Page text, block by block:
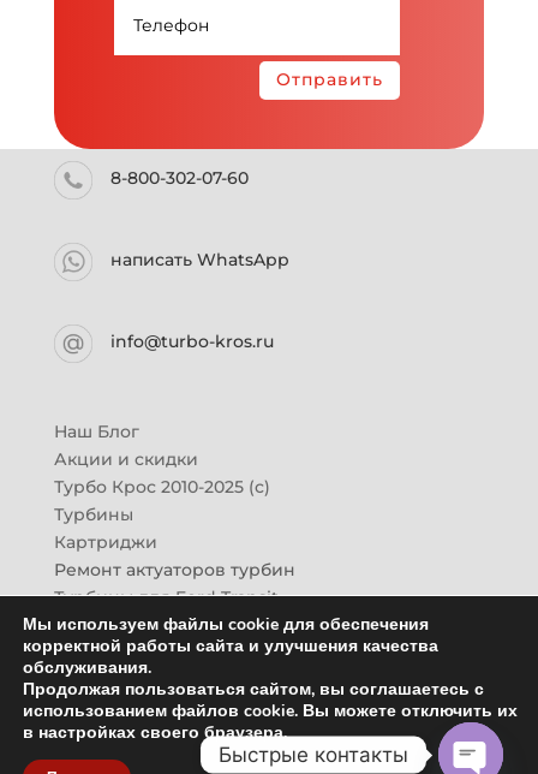
Отправить
8-800-302-07-60
написать WhatsApp
info@turbo-kros.ru
Наш Блог
Акции и скидки
Турбо Крос 2010-2025 (с)
Турбины
Картриджи
Ремонт актуаторов турбин
Турбины для Ford Transit
Турбины для Mazda CX-7
Картридж для ГАЗон-Next
Турбины HINO (Хино)
Купить новую турбину
Контакты
Оптовикам
Мы используем файлы cookie для обеспечения
корректной работы сайта и улучшения качества
обслуживания.
Продолжая пользоваться сайтом, вы соглашаетесь с
использованием файлов cookie. Вы можете отключить их
в настройках своего браузера.
Быстрые контакты